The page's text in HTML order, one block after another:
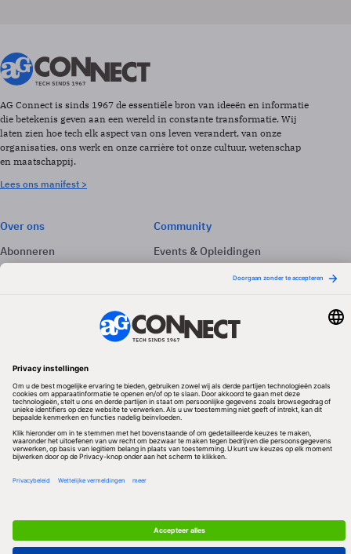
AG Connect is sinds 1967 de essentiële bron van ideeën en informatie
die betekenis geven aan een wereld in constante transformatie. Wij
laten zien hoe tech elk aspect van ons leven verandert, van onze
organisaties, ons werk en onze carrière tot onze cultuur, wetenschap
en maatschappij.
Lees ons manifest >
Over ons
Abonneren
Adverteren
Community
Events & Opleidingen
Volg ons
Redactionele partner
Algemene Voorwaarden & Copyrights